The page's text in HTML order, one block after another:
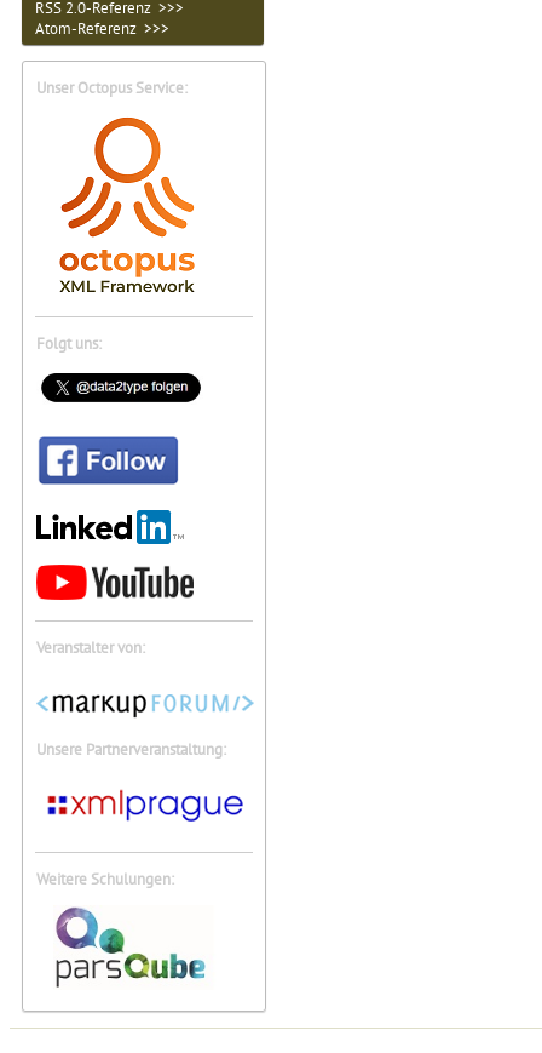
RSS 2.0-Referenz >>>
Atom-Referenz >>>
Unser Octopus Service:
Folgt uns:
Veranstalter von:
Unsere Partnerveranstaltung:
Weitere Schulungen: